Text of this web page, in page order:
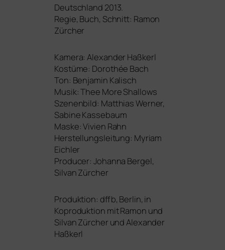
Deutschland 2013.
Regie, Buch, Schnitt: Ramon
Zürcher
Kamera: Alexander Haßkerl
Kostüme: Dorothée Bach
Ton: Benjamin Kalisch
Musik: Thee More Shallows
Szenenbild: Matthias Werner,
Sabine Kassebaum
Maske: Vivien Rahn
Herstellungsleitung: Myriam
Eichler
Producer: Johanna Bergel,
Silvan Zürcher
Produktion: dffb, Berlin, in
Koproduktion mit Ramon und
Silvan Zürcher und Alexander
Haßkerl